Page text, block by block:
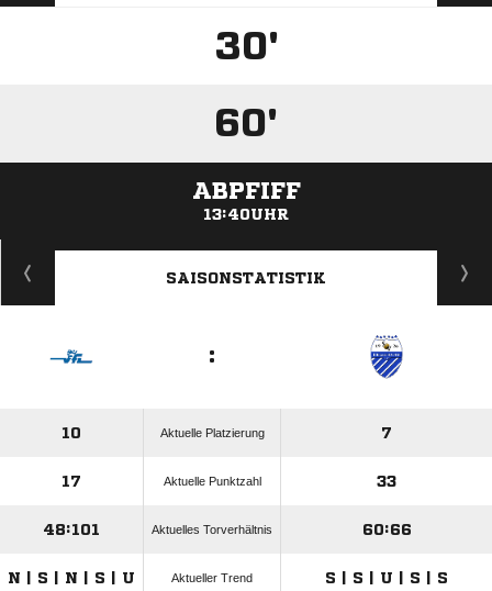
30'
60'
ABPFIFF
13:40UHR
ANZEIGE
SAISONSTATISTIK
:
10 Aktuelle Platzierung 7
17 Aktuelle Punktzahl 33
48:101 Aktuelles Torverhältnis 60:66
N | S | N | S | U Aktueller Trend S | S | U | S | S